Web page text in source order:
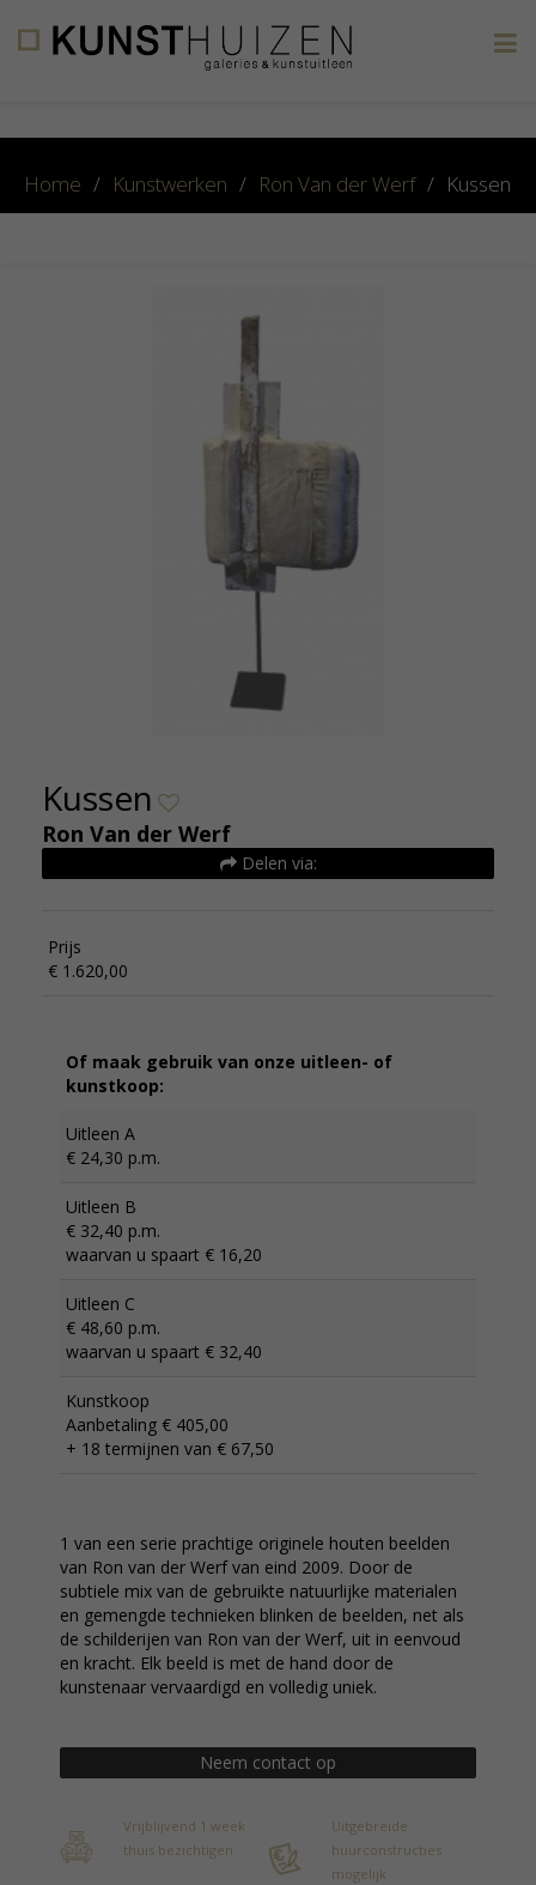
Home / Kunstwerken / Ron Van der Werf / Kussen
Kussen
Ron Van der Werf
Delen via:
Prijs
€ 1.620,00
Of maak gebruik van onze uitleen- of
kunstkoop:
Uitleen A
€ 24,30 p.m.
Uitleen B
€ 32,40 p.m.
waarvan u spaart € 16,20
Uitleen C
€ 48,60 p.m.
waarvan u spaart € 32,40
Kunstkoop
Aanbetaling € 405,00
+ 18 termijnen van € 67,50
1 van een serie prachtige originele houten beelden
van Ron van der Werf van eind 2009. Door de
subtiele mix van de gebruikte natuurlijke materialen
en gemengde technieken blinken de beelden, net als
de schilderijen van Ron van der Werf, uit in eenvoud
en kracht. Elk beeld is met de hand door de
kunstenaar vervaardigd en volledig uniek.
Neem contact op
Vrijblijvend 1 week
thuis bezichtigen
Uitgebreide
huurconstructies
mogelijk